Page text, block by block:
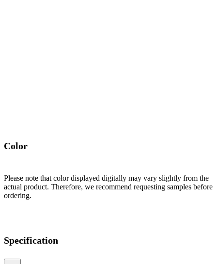
Color
Please note that color displayed digitally may vary slightly from the
actual product. Therefore, we recommend requesting samples before
ordering.
Specification